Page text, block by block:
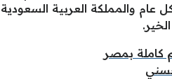
عام والمملكة العربية
كاملة بمصر